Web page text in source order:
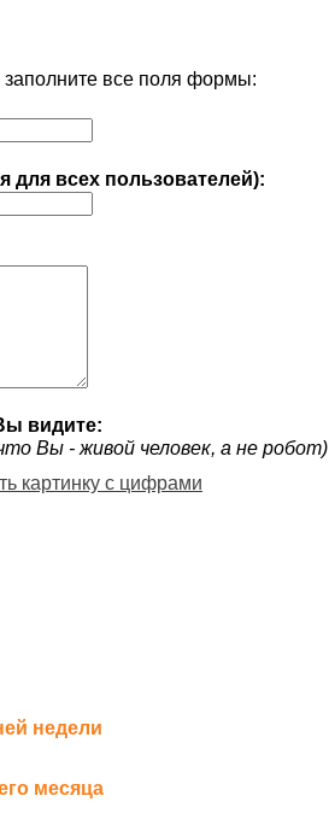
все поля формы:
для всех пользователей):
видите:
Вы - живой человек, а не робот)
картинку с цифрами
недели
месяца